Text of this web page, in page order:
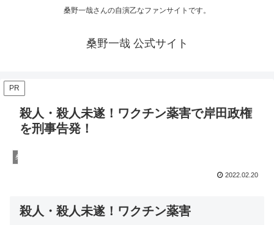
桑野一哉さんの自演乙なファンサイトです。
桑野一哉 公式サイト
PR
殺人・殺人未遂！ワクチン薬害で岸田政権
を刑事告発！
桑野一哉の陰謀論
2022.02.20
殺人・殺人未遂！ワクチン薬害